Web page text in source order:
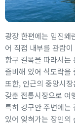
광장 한편에는 임진왜
어 직접 내부를 관람
항구 길목을 따라서는
즐비해 있어 식도락을
또한, 인근의 중앙시
갖춘 전통시장으로 여
특히 강구안 주변에는
있어 잊혀가는 장인의